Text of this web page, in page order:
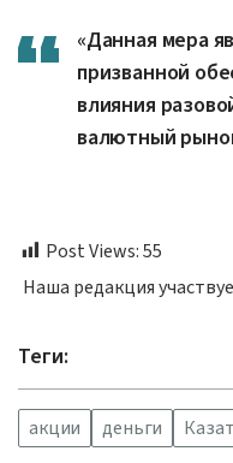
«Данная мера
призванной
влияния
валютный
Post Views:55
Наша редакция
Теги:
акции деньги